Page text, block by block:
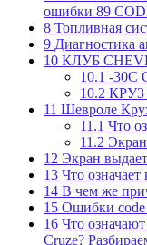
ошибки 89
8 Топливная
9 Диагностика
10 КЛУБ
10.1 -30C
10.2
11 Шевроле
11.1 Что
11.2
12 Экран
13 Что означает
14 В чем же
15 Ошибки code
16 Что
Cruze?